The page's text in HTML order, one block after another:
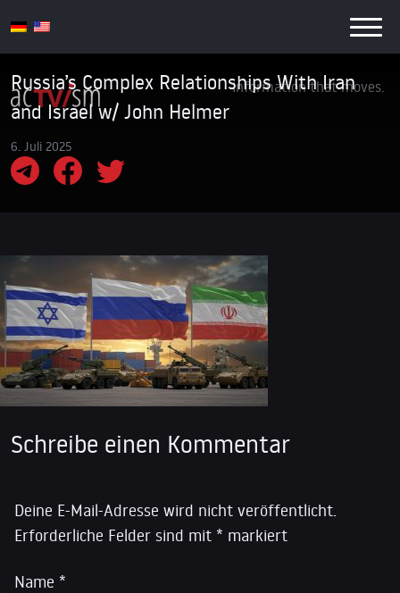
Information that moves.
Russia’s Complex Relationships With Iran
and Israel w/ John Helmer
6. Juli 2025
Schreibe einen Kommentar
Deine E-Mail-Adresse wird nicht veröffentlicht.
Erforderliche Felder sind mit * markiert
Name *